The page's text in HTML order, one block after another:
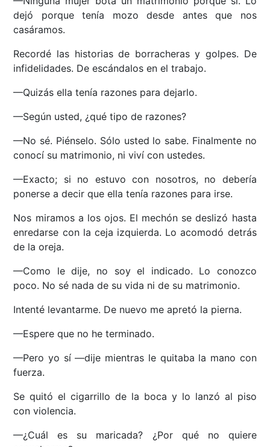
dejó porque tenía mozo desde antes que nos
casáramos.
Recordé las historias de borracheras y golpes. De
infidelidades. De escándalos en el trabajo.
—Quizás ella tenía razones para dejarlo.
—Según usted, ¿qué tipo de razones?
—No sé. Piénselo. Sólo usted lo sabe. Finalmente no
conocí su matrimonio, ni viví con ustedes.
—Exacto; si no estuvo con nosotros, no debería
ponerse a decir que ella tenía razones para irse.
Nos miramos a los ojos. El mechón se deslizó hasta
enredarse con la ceja izquierda. Lo acomodó detrás
de la oreja.
—Como le dije, no soy el indicado. Lo conozco
poco. No sé nada de su vida ni de su matrimonio.
Intenté levantarme. De nuevo me apretó la pierna.
—Espere que no he terminado.
—Pero yo sí —dije mientras le quitaba la mano con
fuerza.
Se quitó el cigarrillo de la boca y lo lanzó al piso
con violencia.
—¿Cuál es su maricada? ¿Por qué no quiere